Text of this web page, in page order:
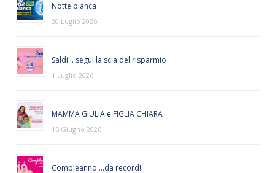
Notte bianca
20 Luglio 2026
Saldi… segui la scia del risparmio
1 Luglio 2026
MAMMA GIULIA e FIGLIA CHIARA
15 Giugno 2026
Compleanno …da record!